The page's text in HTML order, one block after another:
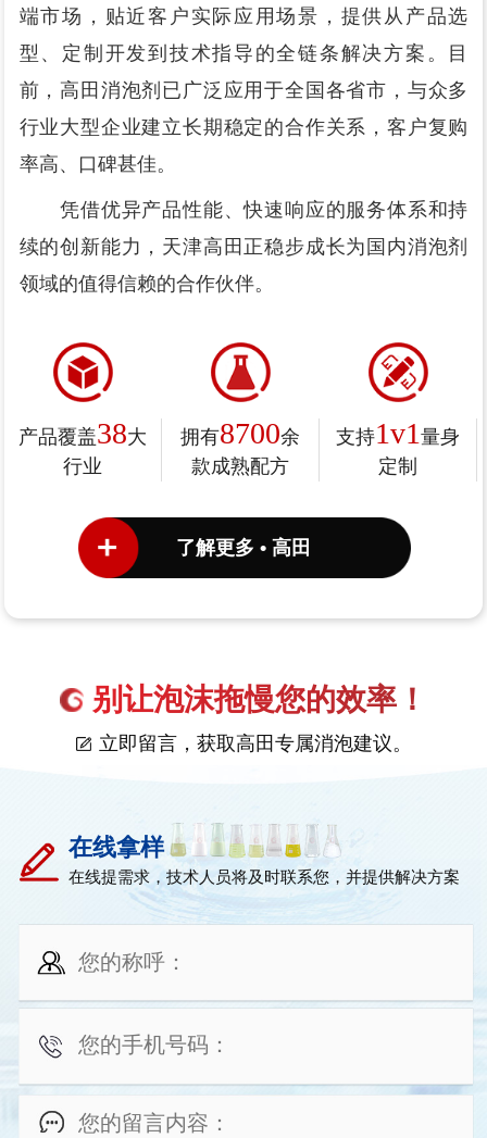
端市场，贴近客户实际应用场景，提供从产品选
型、定制开发到技术指导的全链条解决方案。目
前，高田消泡剂已广泛应用于全国各省市，与众多
行业大型企业建立长期稳定的合作关系，客户复购
率高、口碑甚佳。
凭借优异产品性能、快速响应的服务体系和持
续的创新能力，天津高田正稳步成长为国内消泡剂
领域的值得信赖的合作伙伴。
产品覆盖38大
行业
拥有8700余
款成熟配方
支持1v1 量身
定制
了解更多 • 高田
别让泡沫拖慢您的效率！
立即留言，获取高田专属消泡建议。
在线拿样
在线提需求，技术人员将及时联系您，并提供解决方案